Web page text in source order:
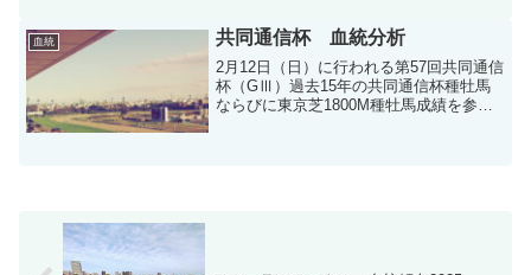
血統 共同通信杯 血統分析
2月12日（日）に行われる第57回共同通信
杯（GⅢ）過去15年の共同通信杯種牡馬
ならびに東京芝1800M種牡馬成績を参考